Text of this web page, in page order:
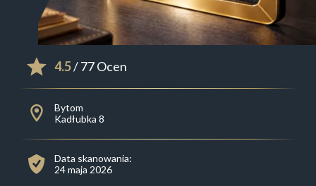
4.5/ 77 Ocen
Bytom
Kadłubka 8
Data skanowania:
24 maja 2026